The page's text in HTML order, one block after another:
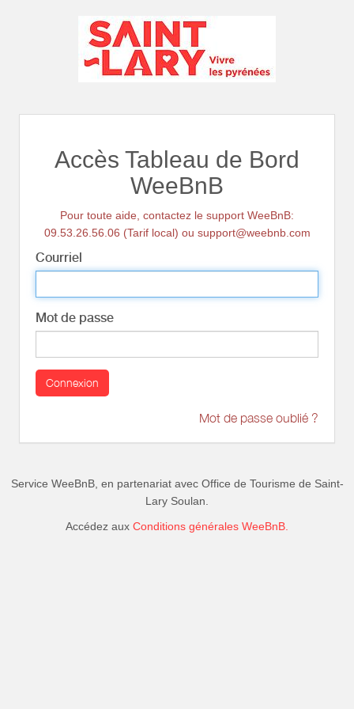
Accès Tableau de Bord
WeeBnB
Pour toute aide, contactez le support WeeBnB:
09.53.26.56.06 (Tarif local) ou support@weebnb.com
Courriel
Mot de passe
Connexion
Mot de passe oublié ?
Service WeeBnB, en partenariat avec Office de Tourisme de Saint-
Lary Soulan
Accédez aux Conditions générales WeeBnB.